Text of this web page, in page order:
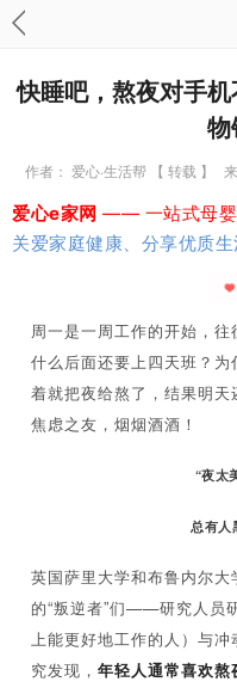
快睡吧，熬夜对手
作者： 爱心·生活帮 【 转载 】
爱心e家网 —— 一站式母婴
关爱家庭健康、分享优质生
周一是一周工作的开始，
什么后面还要上四天班？
着就把夜给熬了，结果明天
焦虑之友，烟烟酒酒！
“夜太
总有人
英国萨里大学和布鲁内尔
的“叛逆者”们——研究人员
上能更好地工作的人）与
究发现， 年轻人通常喜欢